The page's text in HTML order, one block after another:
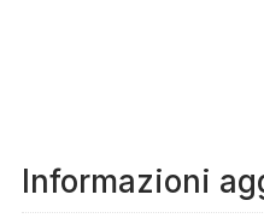
Informazioni